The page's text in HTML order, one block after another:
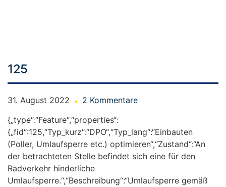
125
31. August 2022
2 Kommentare
{„type“:“Feature“,“properties“:
{„fid“:125,“Typ_kurz“:“DPO“,“Typ_lang“:“Einbauten
(Poller, Umlaufsperre etc.) optimieren“,“Zustand“:“An
der betrachteten Stelle befindet sich eine für den
Radverkehr hinderliche
Umlaufsperre.“,“Beschreibung“:“Umlaufsperre gemäß